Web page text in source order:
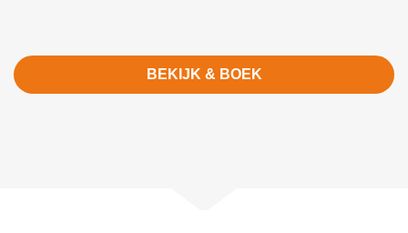
BEKIJK & BOEK